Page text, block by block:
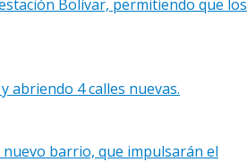
Bolívar, permitiendo que los
abriendo 4 calles nuevas.
barrio, que impulsarán el